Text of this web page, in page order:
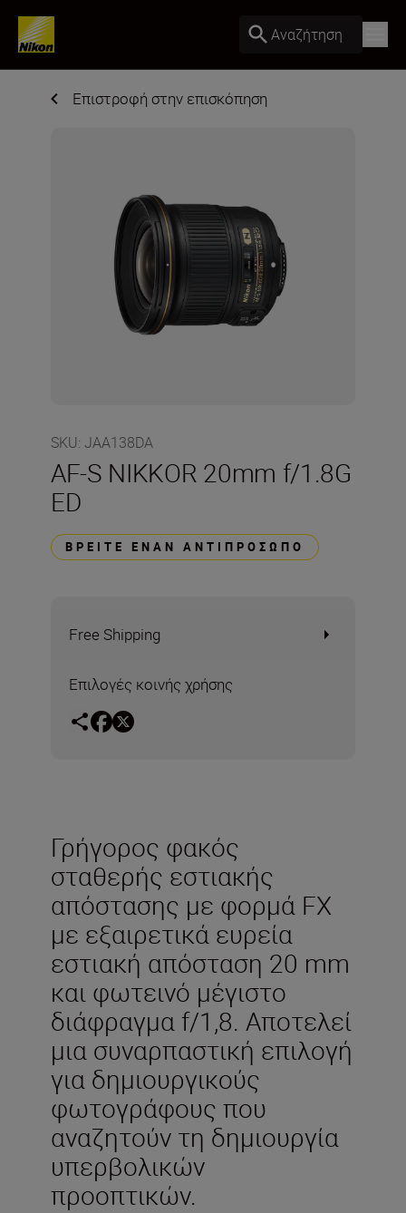
Αναζήτηση
Επιστροφή στην επισκόπηση
SKU: JAA138DA
AF-S NIKKOR 20mm f/1.8G
ED
ΒΡΕΊΤΕ ΈΝΑΝ ΑΝΤΙΠΡΌΣΩΠΟ
Free Shipping
Επιλογές κοινής χρήσης
Γρήγορος φακός
σταθερής εστιακής
απόστασης με φορμά FX
με εξαιρετικά ευρεία
εστιακή απόσταση 20 mm
και φωτεινό μέγιστο
διάφραγμα f/1,8. Αποτελεί
μια συναρπαστική επιλογή
για δημιουργικούς
φωτογράφους που
αναζητούν τη δημιουργία
υπερβολικών
προοπτικών.